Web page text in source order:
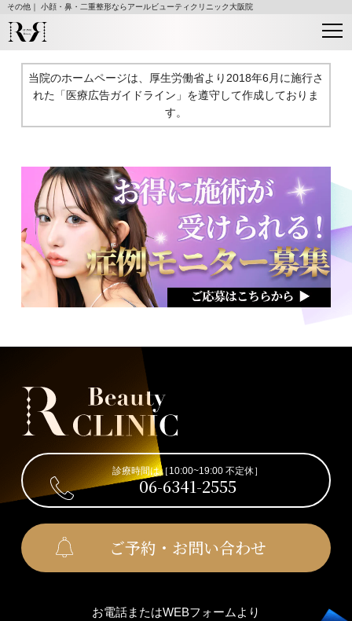
その他｜ 小顔・鼻・二重整形ならアールビューティクリニック大阪院
当院のホームページは、厚生労働省より2018年6月に施行さ
れた 「医療広告ガイドライン」を遵守して作成しておりま
す。
診療時間は［10:00~19:00 不定休］
06-6341-2555
ご予約・お問い合わせ
お電話またはWEBフォームより